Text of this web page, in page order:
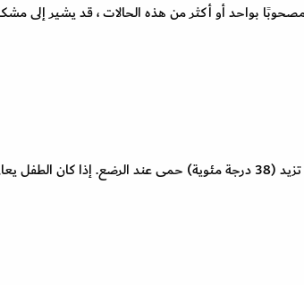
بواحد أو أكثر من هذه الحالات ، قد يشير إلى
تعتبر درجة حرارة الجسم التي تزيد (38 درجة مئوية) حمى عند